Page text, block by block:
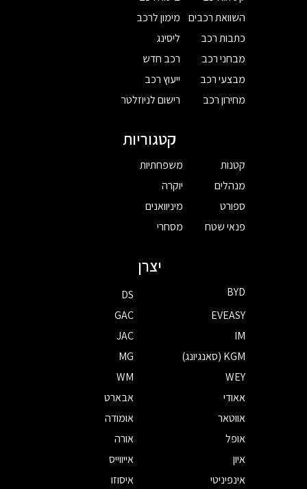
השוואת רכבים
כתבות רכב
מבחני רכב
מבצעי רכב
מחירון רכב
מימון לרכב
ליסינג
רכב חדש
ייעוץ רכב
רישום לניוזלטר
קטגוריות
קטנות
מנהלים
ספורט
פנאי שטח
משפחתיות
יוקרה
מיניוואנים
מסחרי
יצרן
BYD
DS
EVEASY
GAC
IM
JAC
KGM (סאנגיונג)
MG
WEY
WM
אאודי
אבארט
אווטאר
אומודה
אופל
אורה
איון
אייווייס
אינפיניטי
איסוזו